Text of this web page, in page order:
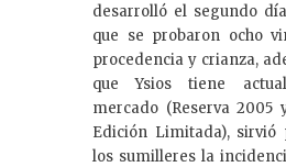
desarrolló el segundo
que se probaron ocho
procedencia y crianza,
que Ysios tiene
mercado (Reserva 2005
Edición Limitada),
los sumilleres la